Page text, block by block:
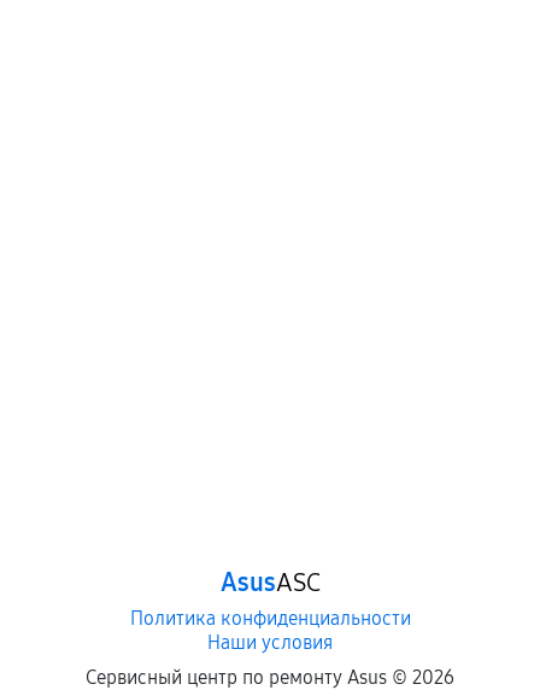
AsusASC
Политика конфиденциальности
Наши условия
Сервисный центр по ремонту Asus © 2026